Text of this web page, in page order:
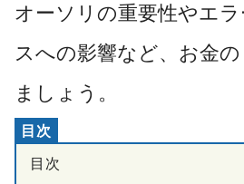
オーソリの重要性やエ
スへの影響など、お金
ましょう。